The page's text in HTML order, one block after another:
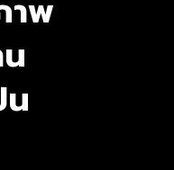
าพ
น